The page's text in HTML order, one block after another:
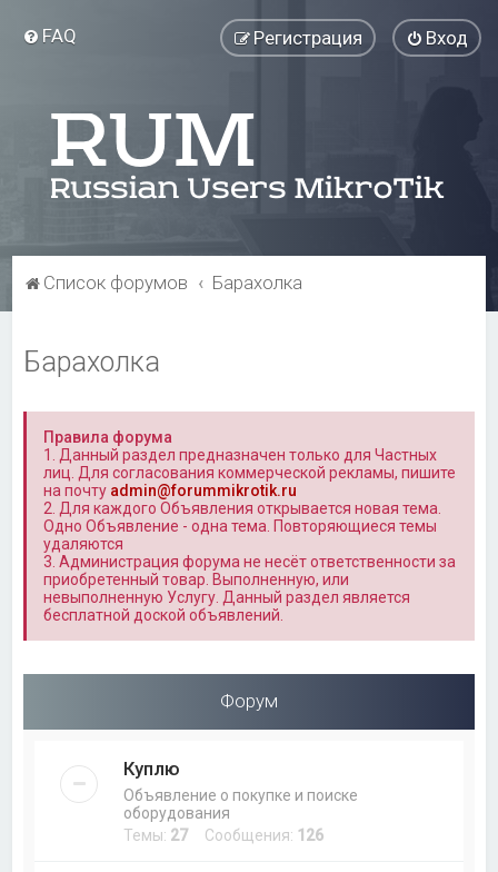
FAQ Вход
Регистрация
Список форумов Барахолка
Барахолка
Правила форума
1. Данный раздел предназначен только для Частных
лиц. Для согласования коммерческой рекламы, пишите
на почту admin@forummikrotik.ru
2. Для каждого Объявления открывается новая тема.
Одно Объявление - одна тема. Повторяющиеся темы
удаляются
3. Администрация форума не несёт ответственности за
приобретенный товар. Выполненную, или
невыполненную Услугу. Данный раздел является
бесплатной доской объявлений.
Форум
Куплю
Объявление о покупке и поиске
оборудования
Темы: 27Сообщения: 126